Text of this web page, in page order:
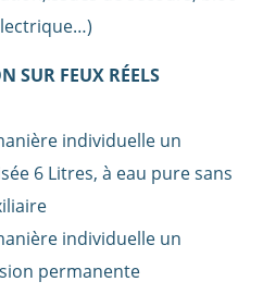
SUR FEUX RÉELS
individuelle un
6 Litres, à eau pure sans
individuelle un
permanente